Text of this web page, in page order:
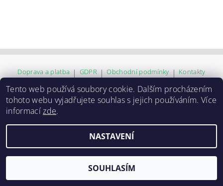
Doprava a platba | GDPR | Obchodní podmínky | Kontakty
2026 © ZVĚROKRÁM , všechna práva vyhrazena
Vytvořil Shoptet
Tento web používá soubory cookie. Dalším procházením
tohoto webu vyjadřujete souhlas s jejich používáním. Více
informacízde.
NASTAVENÍ
SOUHLASÍM